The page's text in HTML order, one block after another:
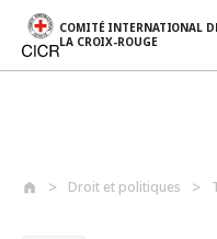
COMITÉ INTERNATIONAL
LA CROIX-ROUGE
Droit et politiques